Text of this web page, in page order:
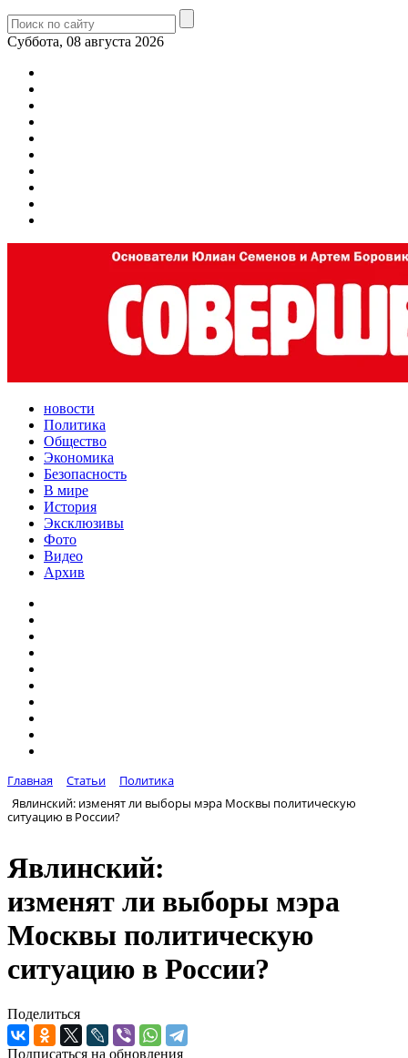
Суббота, 08 августа 2026
новости
Политика
Общество
Экономика
Безопасность
В мире
История
Эксклюзивы
Фото
Видео
Архив
Главная Статьи
Политика
Явлинский: изменят ли выборы мэра Москвы политическую
ситуацию в России?
Явлинский:
изменят ли выборы мэра
Москвы политическую
ситуацию в России?
Поделиться
Подписаться на обновления